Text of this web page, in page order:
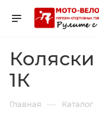
1К
Главная — Каталог